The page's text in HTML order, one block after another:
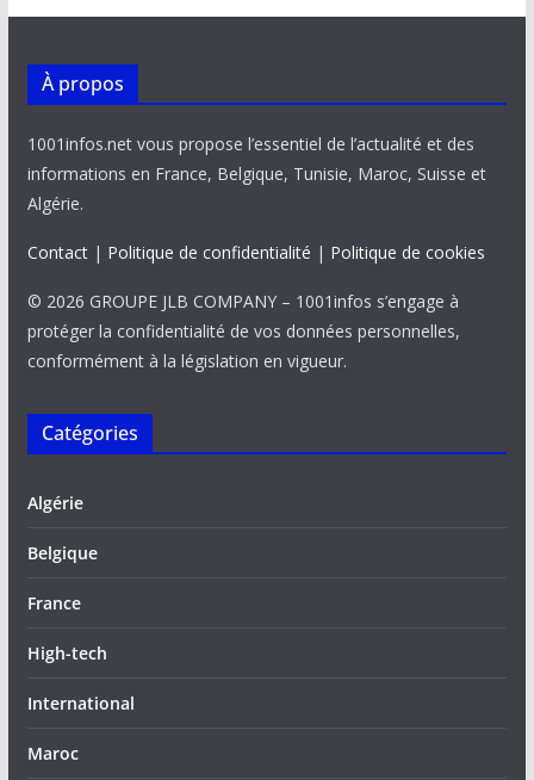
À propos
1001infos.net vous propose l’essentiel de l’actualité et des
informations en France, Belgique, Tunisie, Maroc, Suisse et
Algérie.
Contact| Politique de confidentialité | Politique de cookies
© 2026 GROUPE JLB COMPANY – 1001infos s’engage à
protéger la confidentialité de vos données personnelles,
conformément à la législation en vigueur.
Catégories
Algérie
Belgique
France
High-tech
International
Maroc